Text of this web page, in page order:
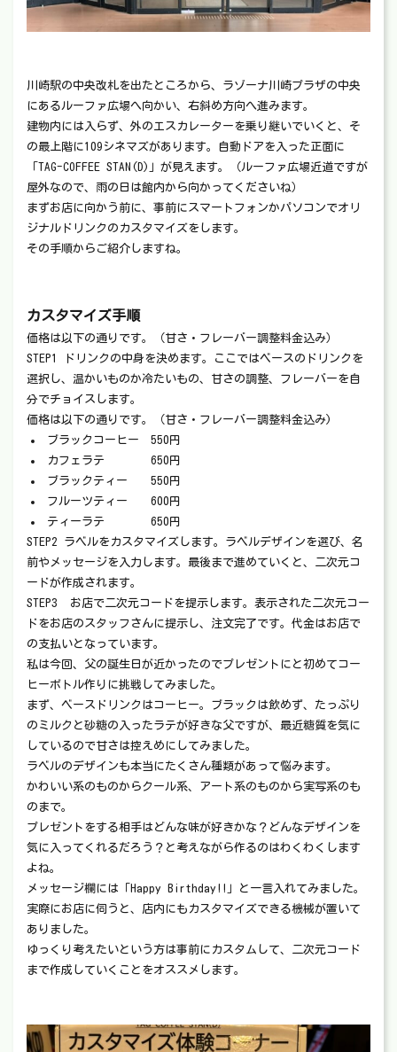
川崎駅の中央改札を出たところから、ラゾーナ川崎プラザの中央
にあるルーファ広場へ向かい、右斜め方向へ進みます。
建物内には入らず、外のエスカレーターを乗り継いでいくと、そ
の最上階に109シネマズがあります。自動ドアを入った正面に
「TAG-COFFEE STAN(D)」が見えます。（ルーファ広場近道ですが
屋外なので、雨の日は館内から向かってくださいね）
まずお店に向かう前に、事前にスマートフォンかパソコンでオリ
ジナルドリンクのカスタマイズをします。
その手順からご紹介しますね。
カスタマイズ手順
価格は以下の通りです。（甘さ・フレーバー調整料金込み）
STEP1 ドリンクの中身を決めます。ここではベースのドリンクを
選択し、温かいものか冷たいもの、甘さの調整、フレーバーを自
分でチョイスします。
価格は以下の通りです。（甘さ・フレーバー調整料金込み)
ブラックコーヒー 550円
カフェラテ 650円
ブラックティー 550円
フルーツティー 600円
ティーラテ 650円
STEP2 ラベルをカスタマイズします。ラベルデザインを選び、名
前やメッセージを入力します。最後まで進めていくと、二次元コ
ードが作成されます。
STEP3 お店で二次元コードを提示します。表示された二次元コー
ドをお店のスタッフさんに提示し、注文完了です。代金はお店で
の支払いとなっています。
私は今回、父の誕生日が近かったのでプレゼントにと初めてコー
ヒーボトル作りに挑戦してみました。
まず、ベースドリンクはコーヒー。ブラックは飲めず、たっぷり
のミルクと砂糖の入ったラテが好きな父ですが、最近糖質を気に
しているので甘さは控えめにしてみました。
ラベルのデザインも本当にたくさん種類があって悩みます。
かわいい系のものからクール系、アート系のものから実写系のも
のまで。
プレゼントをする相手はどんな味が好きかな？どんなデザインを
気に入ってくれるだろう？と考えながら作るのはわくわくします
よね。
メッセージ欄には「Happy Birthday!!」と一言入れてみました。
実際にお店に伺うと、店内にもカスタマイズできる機械が置いて
ありました。
ゆっくり考えたいという方は事前にカスタムして、二次元コード
まで作成していくことをオススメします。